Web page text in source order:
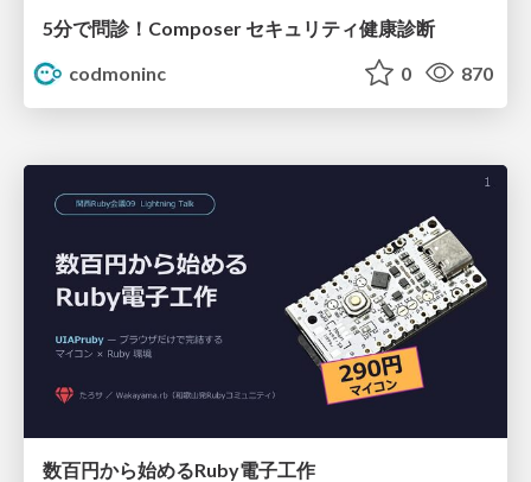
5分で問診！Composer セキュリティ健康診断
codmoninc
0 870
数百円から始めるRuby電子工作